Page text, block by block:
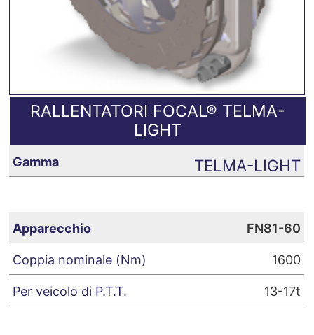
RALLENTATORI FOCAL® TELMA-
LIGHT
TELMA-LIGHT
FN81-60
1600
13-17t